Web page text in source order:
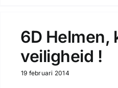
6D Helmen,
veiligheid !
19 februari 2014